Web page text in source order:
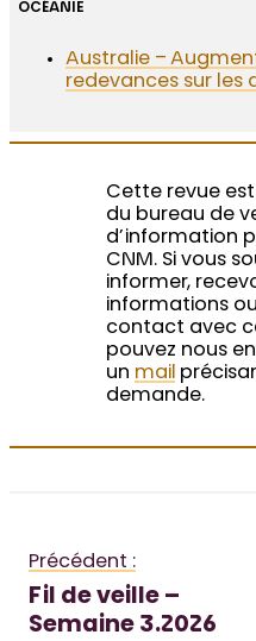
OCÉANIE
Australie –
redevances sur les
Cette revue
du bureau de
d’information
CNM. Si vous
informer,
informations
contact avec
pouvez nous
un mail
demande.
Précédent :
Fil de veille –
Semaine 3.2026